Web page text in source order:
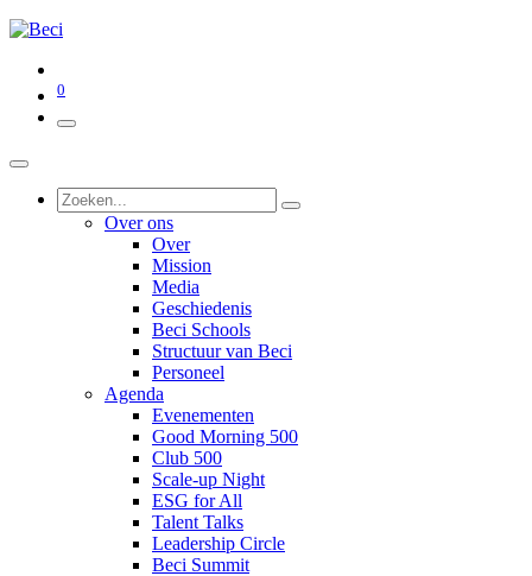
0
Over ons
Over
Mission
Media
Geschiedenis
Beci Schools
Structuur van Beci
Personeel
Agenda
Evenementen
Good Morning 500
Club 500
Scale-up Night
ESG for All
Talent Talks
Leadership Circle
Beci Summit